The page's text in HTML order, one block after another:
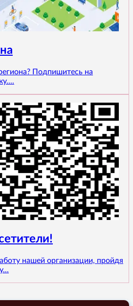
Подпишитесь на
нашей организации, пройдя